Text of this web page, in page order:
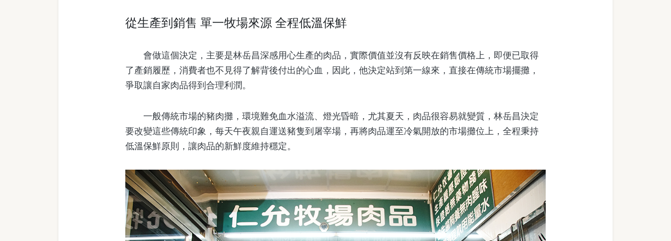
從生產到銷售 單一牧場來源 全程低溫保鮮
會做這個決定，主要是林岳昌深感用心生產的肉品，實際價值並沒有反映在銷售價格上，即便已取得
了產銷履歷，消費者也不見得了解背後付出的心血，因此，他決定站到第一線來，直接在傳統市場擺攤，
爭取讓自家肉品得到合理利潤。
一般傳統市場的豬肉攤，環境難免血水溢流、燈光昏暗，尤其夏天，肉品很容易就變質，林岳昌決定
要改變這些傳統印象，每天午夜親自運送豬隻到屠宰場，再將肉品運至冷氣開放的市場攤位上，全程秉持
低溫保鮮原則，讓肉品的新鮮度維持穩定。